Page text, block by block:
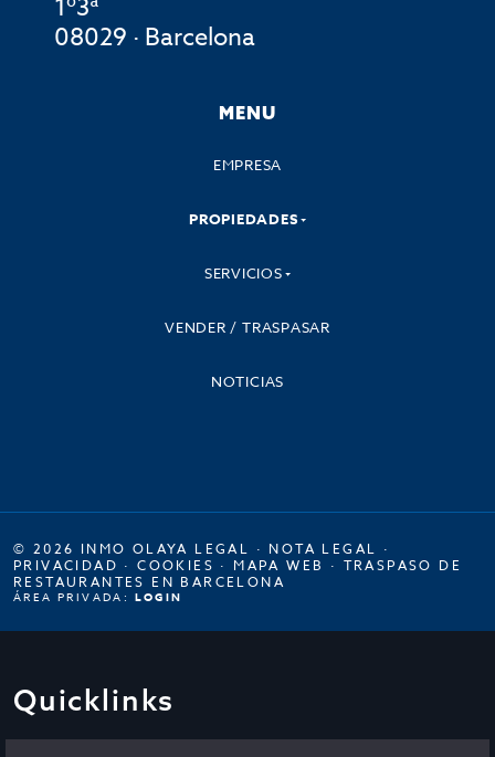
1º3ª
08029 · Barcelona
MENU
EMPRESA
PROPIEDADES
SERVICIOS
VENDER / TRASPASAR
NOTICIAS
© 2026 INMO OLAYA LEGAL · NOTA LEGAL ·
PRIVACIDAD ·COOKIES · MAPA WEB · TRASPASO DE
RESTAURANTES EN BARCELONA
ÁREA PRIVADA: LOGIN
Quicklinks